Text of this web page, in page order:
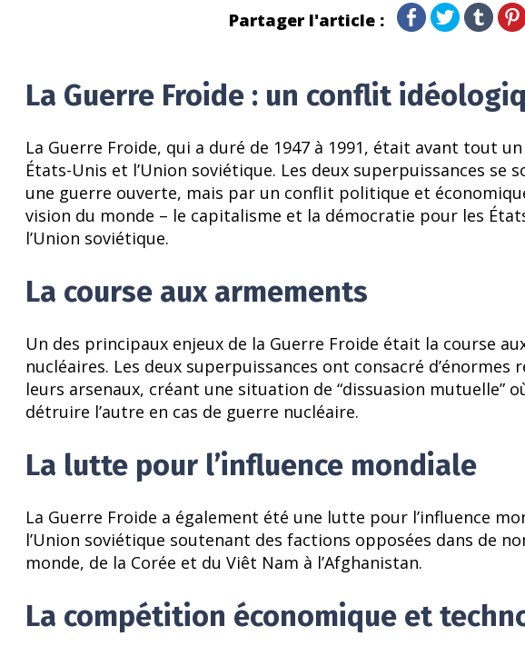
Partager l'article :
La Guerre Froide : un conflit
La Guerre Froide, qui a duré de 1947 à 1991, était avant tout
États-Unis et l’Union soviétique. Les deux superpuissances se
une guerre ouverte, mais par un conflit politique et
vision du monde – le capitalisme et la démocratie pour les
l’Union soviétique.
La course aux armements
Un des principaux enjeux de la Guerre Froide était la course
nucléaires. Les deux superpuissances ont consacré d’énormes
leurs arsenaux, créant une situation de “dissuasion mutuelle”
détruire l’autre en cas de guerre nucléaire.
La lutte pour l’influence mondiale
La Guerre Froide a également été une lutte pour l’influence
l’Union soviétique soutenant des factions opposées dans de
monde, de la Corée et du Viêt Nam à l’Afghanistan.
La compétition économique et